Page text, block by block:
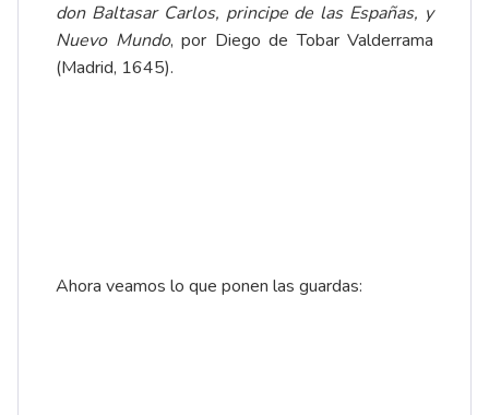
don Baltasar Carlos, principe de las Españas, y
Nuevo Mundo, por Diego de Tobar Valderrama
(Madrid, 1645).
Ahora veamos lo que ponen las guardas: